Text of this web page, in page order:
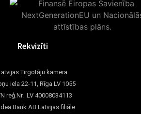
Rekvizīti
Tirgotāju kamera
iela 22-11, Rīga LV 1055
reģ.Nr. LV 40008034113
Bank AB Latvijas filiāle